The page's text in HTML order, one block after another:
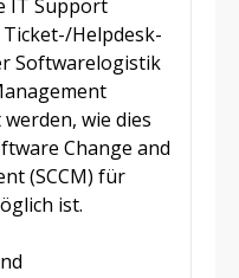
IT Support
Helpdesk-
Softwarelogistik
wie dies
Change and
(SCCM) für
ist.